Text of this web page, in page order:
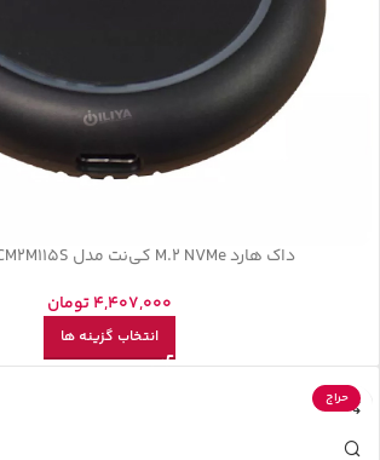
داک هارد M.2 NVMe کی‌نت مدل K-NET K-CM2M115S
4,407,000 تومان
انتخاب گزینه ها
حراج